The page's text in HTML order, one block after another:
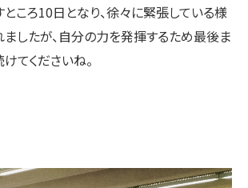
ころ10日となり、徐々に緊張している様
したが、自分の力を発揮するため最後ま
てくださいね。